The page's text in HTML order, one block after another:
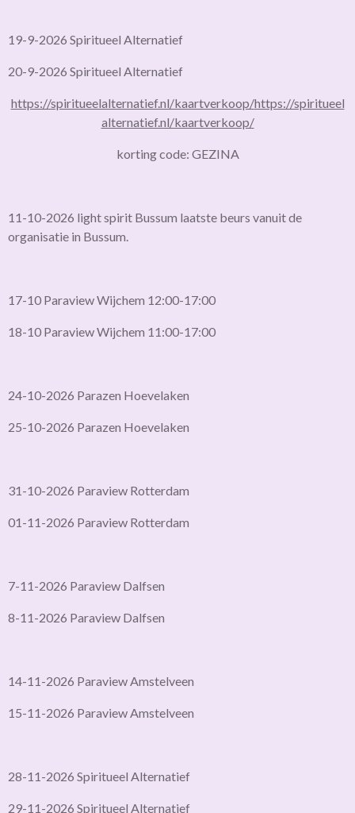
19-9-2026 Spiritueel Alternatief
20-9-2026 Spiritueel Alternatief
https://spiritueelalternatief.nl/kaartverkoop/https://spiritueel
alternatief.nl/kaartverkoop/
korting code: GEZINA
11-10-2026 light spirit Bussum laatste beurs vanuit de
organisatie in Bussum.
17-10 Paraview Wijchem 12:00-17:00
18-10 Paraview Wijchem 11:00-17:00
24-10-2026 Parazen Hoevelaken
25-10-2026 Parazen Hoevelaken
31-10-2026 Paraview Rotterdam
01-11-2026 Paraview Rotterdam
7-11-2026 Paraview Dalfsen
8-11-2026 Paraview Dalfsen
14-11-2026 Paraview Amstelveen
15-11-2026 Paraview Amstelveen
28-11-2026 Spiritueel Alternatief
29-11-2026 Spiritueel Alternatief